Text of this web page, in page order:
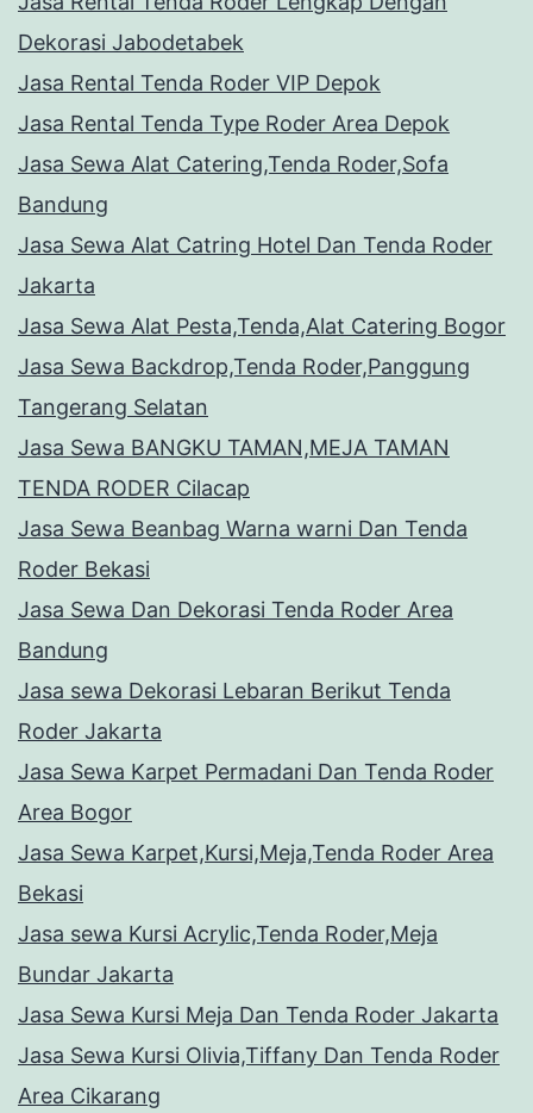
Dekorasi Jabodetabek
Jasa Rental Tenda Roder VIP Depok
Jasa Rental Tenda Type Roder Area Depok
Jasa Sewa Alat Catering,Tenda Roder,Sofa
Bandung
Jasa Sewa Alat Catring Hotel Dan Tenda Roder
Jakarta
Jasa Sewa Alat Pesta,Tenda,Alat Catering Bogor
Jasa Sewa Backdrop,Tenda Roder,Panggung
Tangerang Selatan
Jasa Sewa BANGKU TAMAN,MEJA TAMAN
TENDA RODER Cilacap
Jasa Sewa Beanbag Warna warni Dan Tenda
Roder Bekasi
Jasa Sewa Dan Dekorasi Tenda Roder Area
Bandung
Jasa sewa Dekorasi Lebaran Berikut Tenda
Roder Jakarta
Jasa Sewa Karpet Permadani Dan Tenda Roder
Area Bogor
Jasa Sewa Karpet,Kursi,Meja,Tenda Roder Area
Bekasi
Jasa sewa Kursi Acrylic,Tenda Roder,Meja
Bundar Jakarta
Jasa Sewa Kursi Meja Dan Tenda Roder Jakarta
Jasa Sewa Kursi Olivia,Tiffany Dan Tenda Roder
Area Cikarang